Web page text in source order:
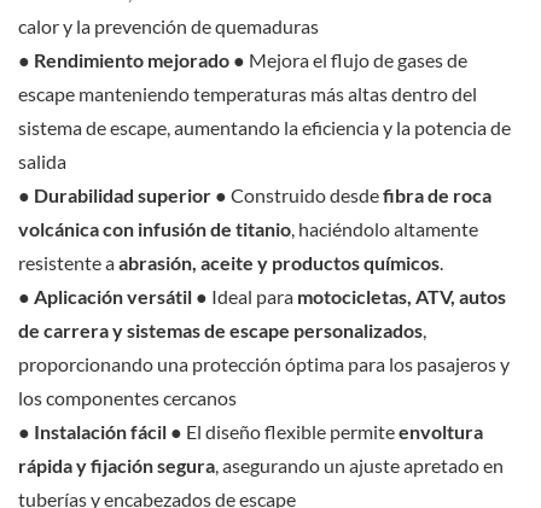
calor y la prevención de quemaduras
● Rendimiento mejorado ● Mejora el flujo de gases de
escape manteniendo temperaturas más altas dentro del
sistema de escape, aumentando la eficiencia y la potencia de
salida
● Durabilidad superior ● Construido desdefibra de roca
volcánica con infusión de titanio , haciéndolo altamente
resistente aabrasión, aceite y productos químicos
● Aplicación versátil ● Ideal para motocicletas, ATV, autos
de carrera y sistemas de escape personalizados
proporcionando una protección óptima para los pasajeros y
los componentes cercanos
● Instalación fácil ● El diseño flexible permiteenvoltura
rápida y fijación segura , asegurando un ajuste apretado en
tuberías y encabezados de escape